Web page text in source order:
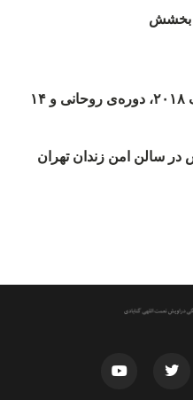
روند اعدام‌ها در ماه‌های مختلف ۲۰۱۸، دوره‌ی روحانی و ۱۴
سالن امن زندان تهران